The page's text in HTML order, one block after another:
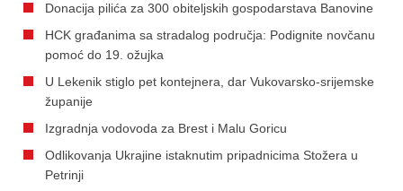
Donacija pilića za 300 obiteljskih gospodarstava Banovine
HCK građanima sa stradalog područja: Podignite novčanu
pomoć do 19. ožujka
U Lekenik stiglo pet kontejnera, dar Vukovarsko-srijemske
županije
Izgradnja vodovoda za Brest i Malu Goricu
Odlikovanja Ukrajine istaknutim pripadnicima Stožera u
Petrinji